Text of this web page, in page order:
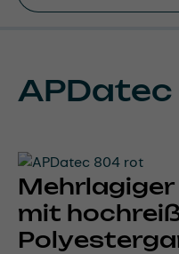
Mehrlagiger
mit